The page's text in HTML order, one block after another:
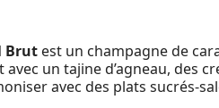
Brut est un champagne de
avec un tajine d’agneau,
avec des plats sucrés-